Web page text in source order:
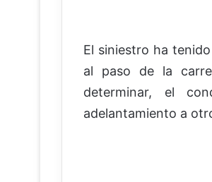
El siniestro ha
al paso de la
determinar, el
adelantamiento a